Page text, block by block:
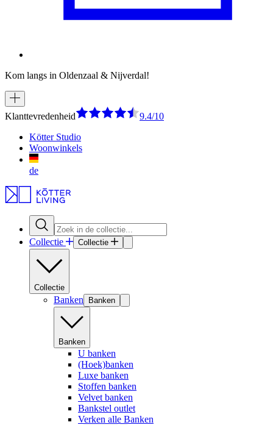
Kom langs in Oldenzaal & Nijverdal!
Klanttevredenheid
9.4/10
Kötter Studio
Woonwinkels
de
Collectie Collectie
Collectie
Banken Banken
Banken
U banken
(Hoek)banken
Luxe banken
Stoffen banken
Velvet banken
Bankstel outlet
Verken alle Banken